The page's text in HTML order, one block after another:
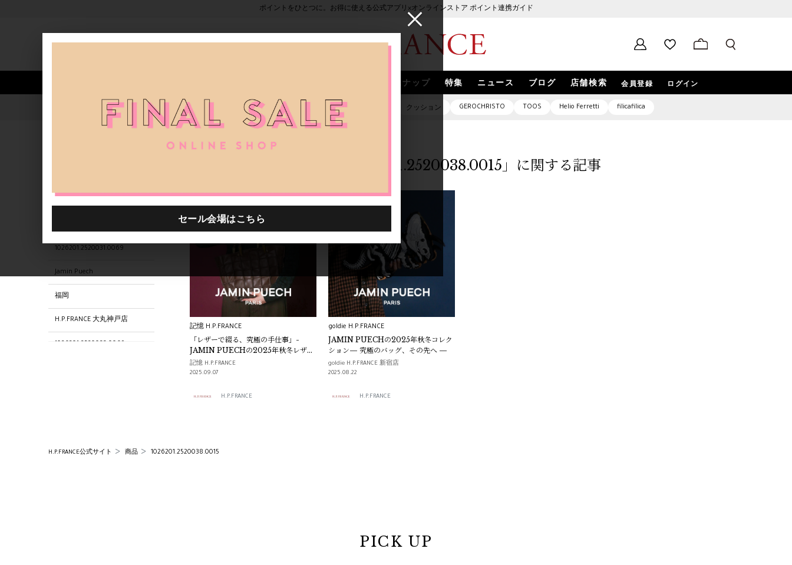
ポイントをひとつに。お得に使える公式アプリ×オンラインストア ポイント連携ガイド
スナップ 特集 ニュース ブログ 店舗検索 会員登録 ログイン
人気ワード セール 40th限定 ピアス バッグ クッション GEROCHRISTO TOOS Helio Ferretti filicafilica
1026201.2520031.0069
Jamin Puech
福岡
H.P.FRANCE 大丸神戸店
「1026201.2520038.0015」に関する記事
記憶 H.P.FRANCE
「レザーで綴る、究極の手仕事」-
JAMIN PUECHの2025年秋冬レザー
バッグコレクション— 究極のバッグ、
その先へ —
記憶 H.P.FRANCE
2025.09.07
H.P.FRANCE
goldie H.P.FRANCE
JAMIN PUECHの2025年秋冬コレク
ション— 究極のバッグ、その先へ —
goldie H.P.FRANCE 新宿店
2025.08.22
H.P.FRANCE
H.P.FRANCE公式サイト 商品 1026201.2520038.0015
PICK UP